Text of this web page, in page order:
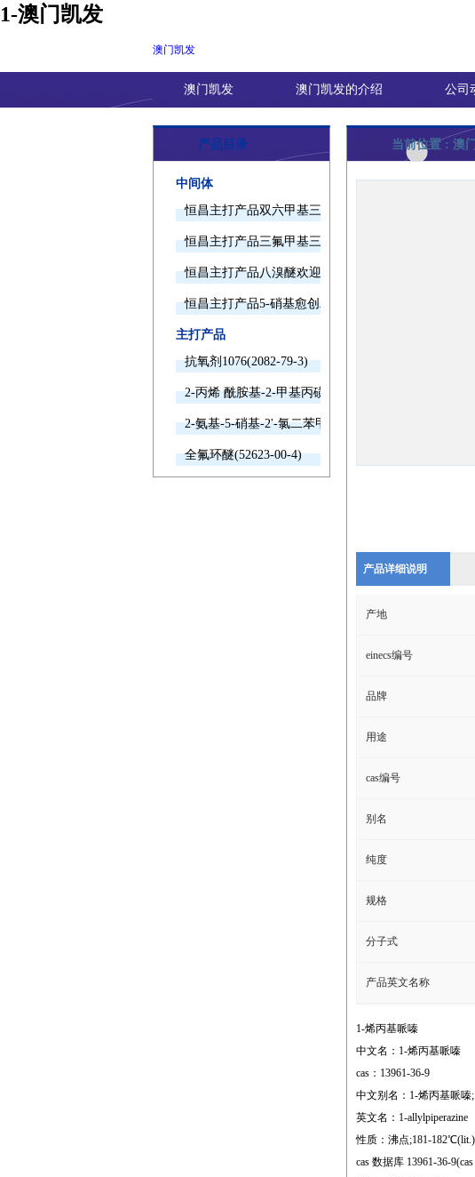
1-澳门凯发
澳门凯发
澳门凯发 澳门凯发的介绍 公司
产品目录
中间体
恒昌主打产品双六甲基三胺欢迎询价
恒昌主打产品三氟甲基三甲基硅烷欢迎询价
恒昌主打产品八溴醚欢迎询价
恒昌主打产品5-硝基愈创木酚钠欢迎询价
主打产品
抗氧剂1076(2082-79-3)
2-丙烯 酰胺基-2-甲基丙磺酸(15214-89-8)
2-氨基-5-硝基-2'-氯二苯甲酮(2011-66-7)
全氟环醚(52623-00-4)
当前位置 : 澳
产品详细说明
产地
einecs编号
品牌
用途
cas编号
别名
纯度
规格
分子式
产品英文名称
1-烯丙基哌嗪
中文名：1-烯丙基哌嗪
cas：13961-36-9
中文别名：1-烯丙基哌嗪
英文名：1-allylpiperazine
性质：沸点;181-182℃(lit.)
cas 数据库 13961-36-9(cas